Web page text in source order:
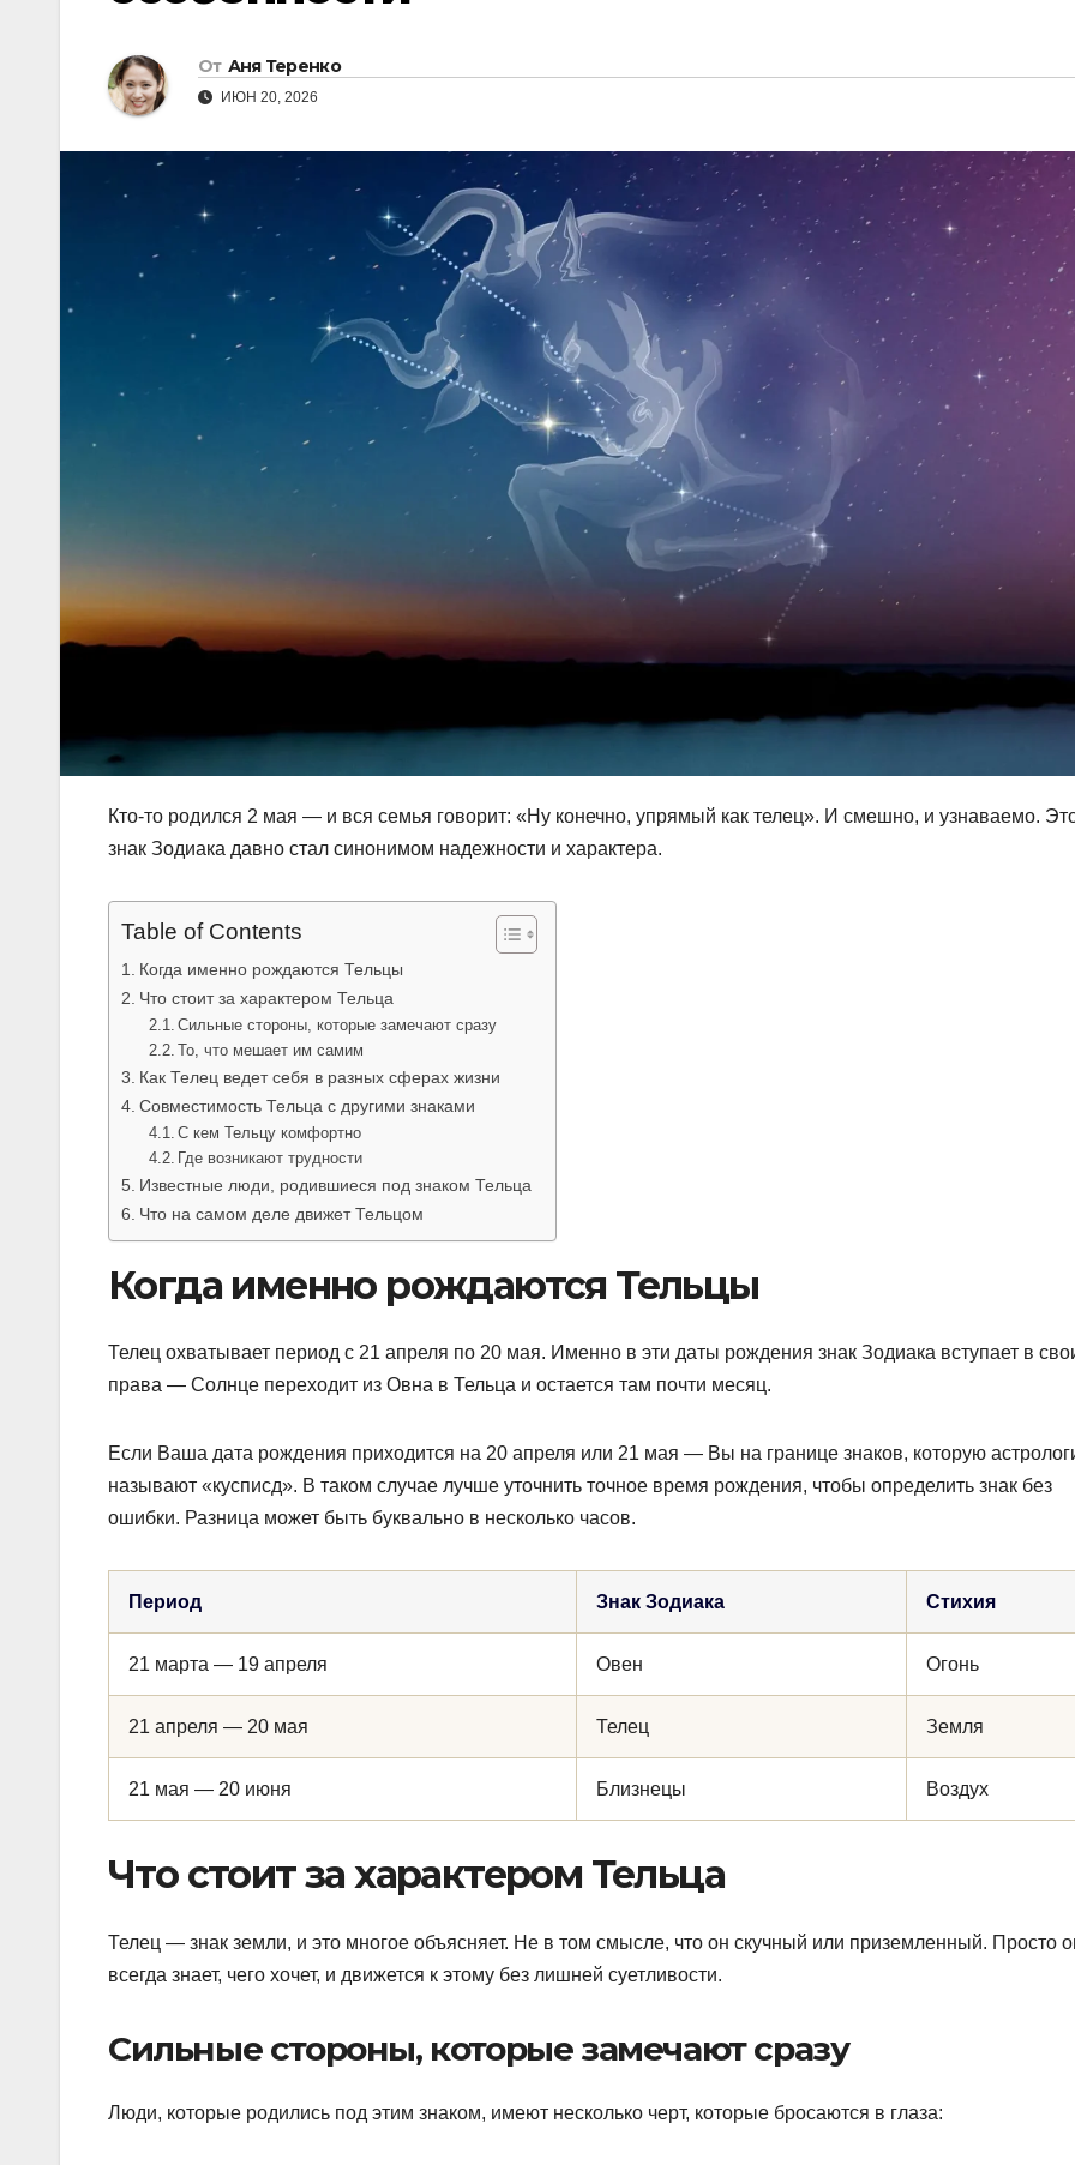
От Аня Теренко
ИЮН 20, 2026
Кто-то родился 2 мая — и вся семья говорит: «Ну конечно, упрямый как телец». И смешно, и узнаваемо.
знак Зодиака давно стал синонимом надежности и характера.
Table of Contents
Когда именно рождаются Тельцы
Что стоит за характером Тельца
Сильные стороны, которые замечают сразу
То, что мешает им самим
Как Телец ведет себя в разных сферах жизни
Совместимость Тельца с другими знаками
С кем Тельцу комфортно
Где возникают трудности
Известные люди, родившиеся под знаком Тельца
Что на самом деле движет Тельцом
Когда именно рождаются Тельцы
Телец охватывает период с 21 апреля по 20 мая. Именно в эти даты рождения знак Зодиака вступает в
права — Солнце переходит из Овна в Тельца и остается там почти месяц.
Если Ваша дата рождения приходится на 20 апреля или 21 мая — Вы на границе знаков, которую
называют «кусписд». В таком случае лучше уточнить точное время рождения, чтобы определить знак без
ошибки. Разница может быть буквально в несколько часов.
Период Знак Зодиака Стихия
21 марта — 19 апреля Овен Огонь
21 апреля — 20 мая Телец Земля
21 мая — 20 июня Близнецы Воздух
Что стоит за характером Тельца
Телец — знак земли, и это многое объясняет. Не в том смысле, что он скучный или приземленный. Просто
всегда знает, чего хочет, и движется к этому без лишней суетливости.
Сильные стороны, которые замечают сразу
Люди, которые родились под этим знаком, имеют несколько черт, которые бросаются в глаза: